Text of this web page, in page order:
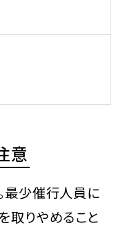
意
最少催行人員に
取りやめること